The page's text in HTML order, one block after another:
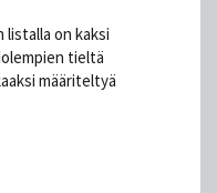
on kaksi
tieltä
määriteltyä